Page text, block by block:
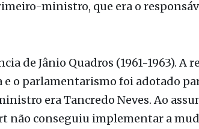
ministro, que era o
de Jânio Quadros (1961-1963). A
o parlamentarismo foi adotado
era Tancredo Neves. Ao
não conseguiu implementar a